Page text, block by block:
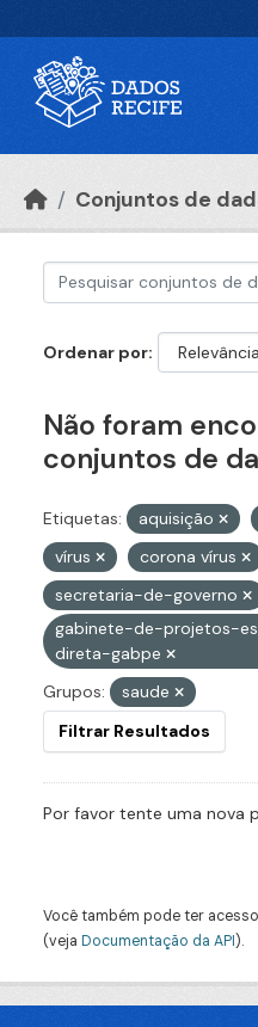
Conjuntos de
Ordenar por
Não foram
conjuntos de
Etiquetas: aquisição
vírus
corona vírus
secretaria-de-governo
gabinete-de-projetos-
direta-gabpe
Grupos:
saude
Filtrar Resultados
Por favor tente uma nova
Você também pode ter
(veja Documentação da API).